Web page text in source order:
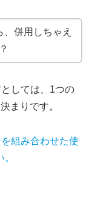
併用しちゃえ
しては、1つの
まりです。
組み合わせた使